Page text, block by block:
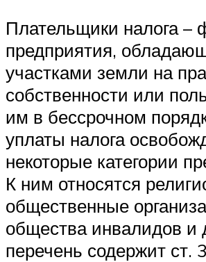
Плательщики налога –
предприятия,
участками земли на
собственности или
им в бессрочном
уплаты налога
некоторые категории
К ним относятся
общественные
общества инвалидов и
перечень содержит